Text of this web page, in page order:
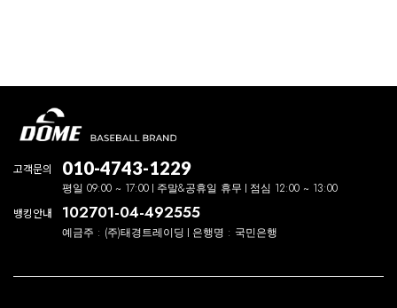
고객문의 010-4743-1229
평일 09:00 ~ 17:00 주말&공휴일 휴무 점심 12:00 ~ 13:00
뱅킹안내 102701-04-492555
예금주 : (주)태경트레이딩 은행명 : 국민은행